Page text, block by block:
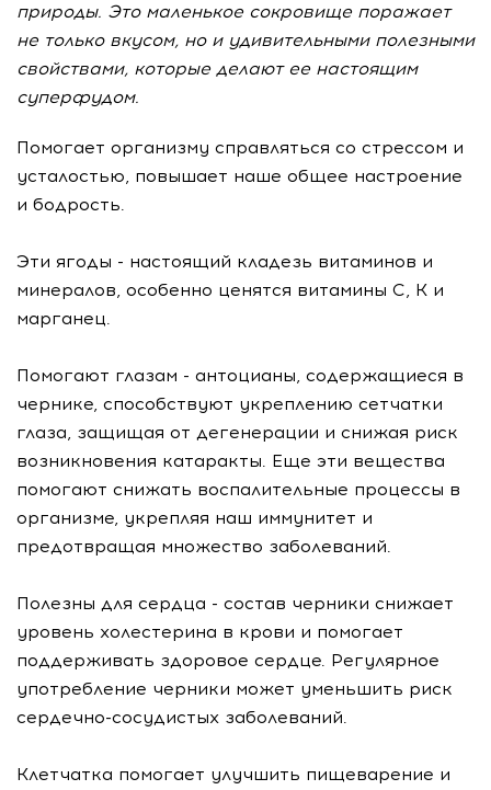
природы. Это маленькое сокровище поражает
не только вкусом, но и удивительными полезными
свойствами, которые делают ее настоящим
суперфудом.
Помогает организму справляться со стрессом и
усталостью, повышает наше общее настроение
и бодрость.
Эти ягоды - настоящий кладезь витаминов и
минералов, особенно ценятся витамины С, К и
марганец.
Помогают глазам - антоцианы, содержащиеся в
чернике, способствуют укреплению сетчатки
глаза, защищая от дегенерации и снижая риск
возникновения катаракты. Еще эти вещества
помогают снижать воспалительные процессы в
организме, укрепляя наш иммунитет и
предотвращая множество заболеваний.
Полезны для сердца - состав черники снижает
уровень холестерина в крови и помогает
поддерживать здоровое сердце. Регулярное
употребление черники может уменьшить риск
сердечно-сосудистых заболеваний.
Клетчатка помогает улучшить пищеварение и